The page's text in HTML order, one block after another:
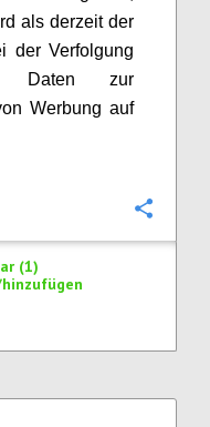
als derzeit der
der Verfolgung
Daten zur
Werbung auf
(1)